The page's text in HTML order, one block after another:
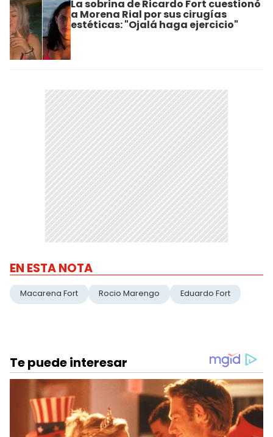
La sobrina de Ricardo Fort cuestionó
a Morena Rial por sus cirugías
estéticas: "Ojalá haga ejercicio"
EN ESTA NOTA
Macarena Fort Rocio Marengo Eduardo Fort